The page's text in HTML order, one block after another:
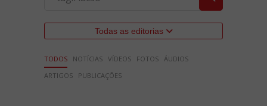
Todas as editorias
TODOS NOTÍCIAS VÍDEOS FOTOS ÁUDIOS
ARTIGOS
PUBLICAÇÕES